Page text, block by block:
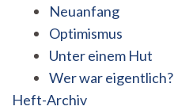
Neuanfang
Optimismus
Unter einem Hut
Wer war eigentlich?
Heft-Archiv